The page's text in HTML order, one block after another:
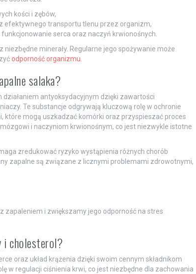
kości i zębów,
efektywnego transportu tlenu przez organizm,
serca oraz naczyń krwionośnych.
niezbędne minerały. Regularne jego spożywanie może
odporność organizmu.
salaka?
antyoksydacyjnym dzięki zawartości
Te substancje odgrywają kluczową rolę w ochronie
które mogą uszkadzać komórki oraz przyspieszać proces
i naczyniom krwionośnym, co jest niezwykle istotne
zredukować ryzyko wystąpienia różnych chorób
zapalne są związane z licznymi problemami zdrowotnymi,
zapaleniem i zwiększamy jego odporność na stres
i cholesterol?
oraz układ krążenia dzięki swoim cennym składnikom
w regulacji ciśnienia krwi, co jest niezbędne dla zachowania